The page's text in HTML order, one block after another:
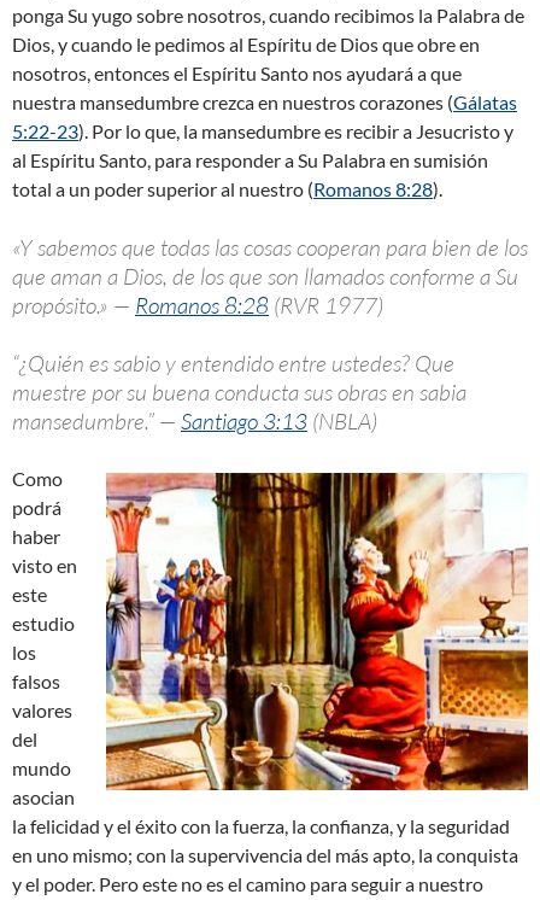
ponga Su yugo sobre nosotros, cuando recibimos la Palabra de
Dios, y cuando le pedimos al Espíritu de Dios que obre en
nosotros, entonces el Espíritu Santo nos ayudará a que
nuestra mansedumbre crezca en nuestros corazones (Gálatas
5:22-23). Por lo que, la mansedumbre es recibir a Jesucristo y
al Espíritu Santo, para responder a Su Palabra en sumisión
total a un poder superior al nuestro (Romanos 8:28).
«Y sabemos que todas las cosas cooperan para bien de los
que aman a Dios, de los que son llamados conforme a Su
propósito.» — Romanos 8:28 (RVR 1977)
“¿Quién es sabio y entendido entre ustedes? Que
muestre por su buena conducta sus obras en sabia
mansedumbre.” — Santiago 3:13 (NBLA)
Como
podrá
haber
visto en
este
estudio
los
falsos
valores
del
mundo
asocian
la felicidad y el éxito con la fuerza, la confianza, y la seguridad
en uno mismo; con la supervivencia del más apto, la conquista
y el poder. Pero este no es el camino para seguir a nuestro